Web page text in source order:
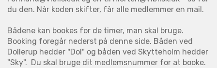
du den. Når koden skifter, får alle medlemmer en mail.
Bådene kan bookes for de timer, man skal bruge.
Booking foregår nederst på denne side. Båden ved
Dollerup hedder "Dol" og båden ved Skytteholm hedder
"Sky". Du skal bruge dit medlemsnummer for at booke.